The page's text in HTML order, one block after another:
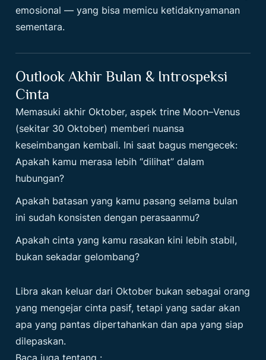
emosional — yang bisa memicu ketidaknyamanan
sementara.
Outlook Akhir Bulan & Introspeksi
Cinta
Memasuki akhir Oktober, aspek trine Moon–Venus
(sekitar 30 Oktober) memberi nuansa
keseimbangan kembali. Ini saat bagus mengecek:
Apakah kamu merasa lebih “dilihat” dalam
hubungan?
Apakah batasan yang kamu pasang selama bulan
ini sudah konsisten dengan perasaanmu?
Apakah cinta yang kamu rasakan kini lebih stabil,
bukan sekadar gelombang?
Libra akan keluar dari Oktober bukan sebagai orang
yang mengejar cinta pasif, tetapi yang sadar akan
apa yang pantas dipertahankan dan apa yang siap
dilepaskan.
Baca juga tentang :